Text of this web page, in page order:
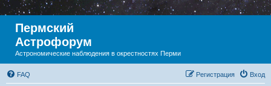
Пермский
Астрофорум
Астрономические наблюдения в окрестностях Перми
FAQ Вход
Регистрация